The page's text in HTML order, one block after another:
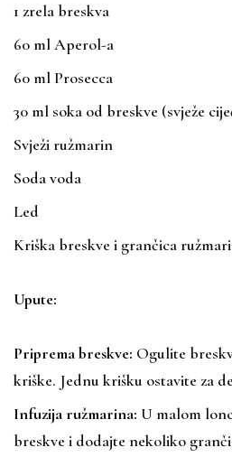
1 zrela breskva
60 ml Aperol-a
60 ml Prosecca
30 ml soka od breskve (svježe
Svježi ružmarin
Soda voda
Led
Kriška breskve i grančica
Upute:
Priprema breskve: Ogulite
kriške. Jednu krišku ostavite za
Infuzija ružmarina: U malom
breskve i dodajte nekoliko